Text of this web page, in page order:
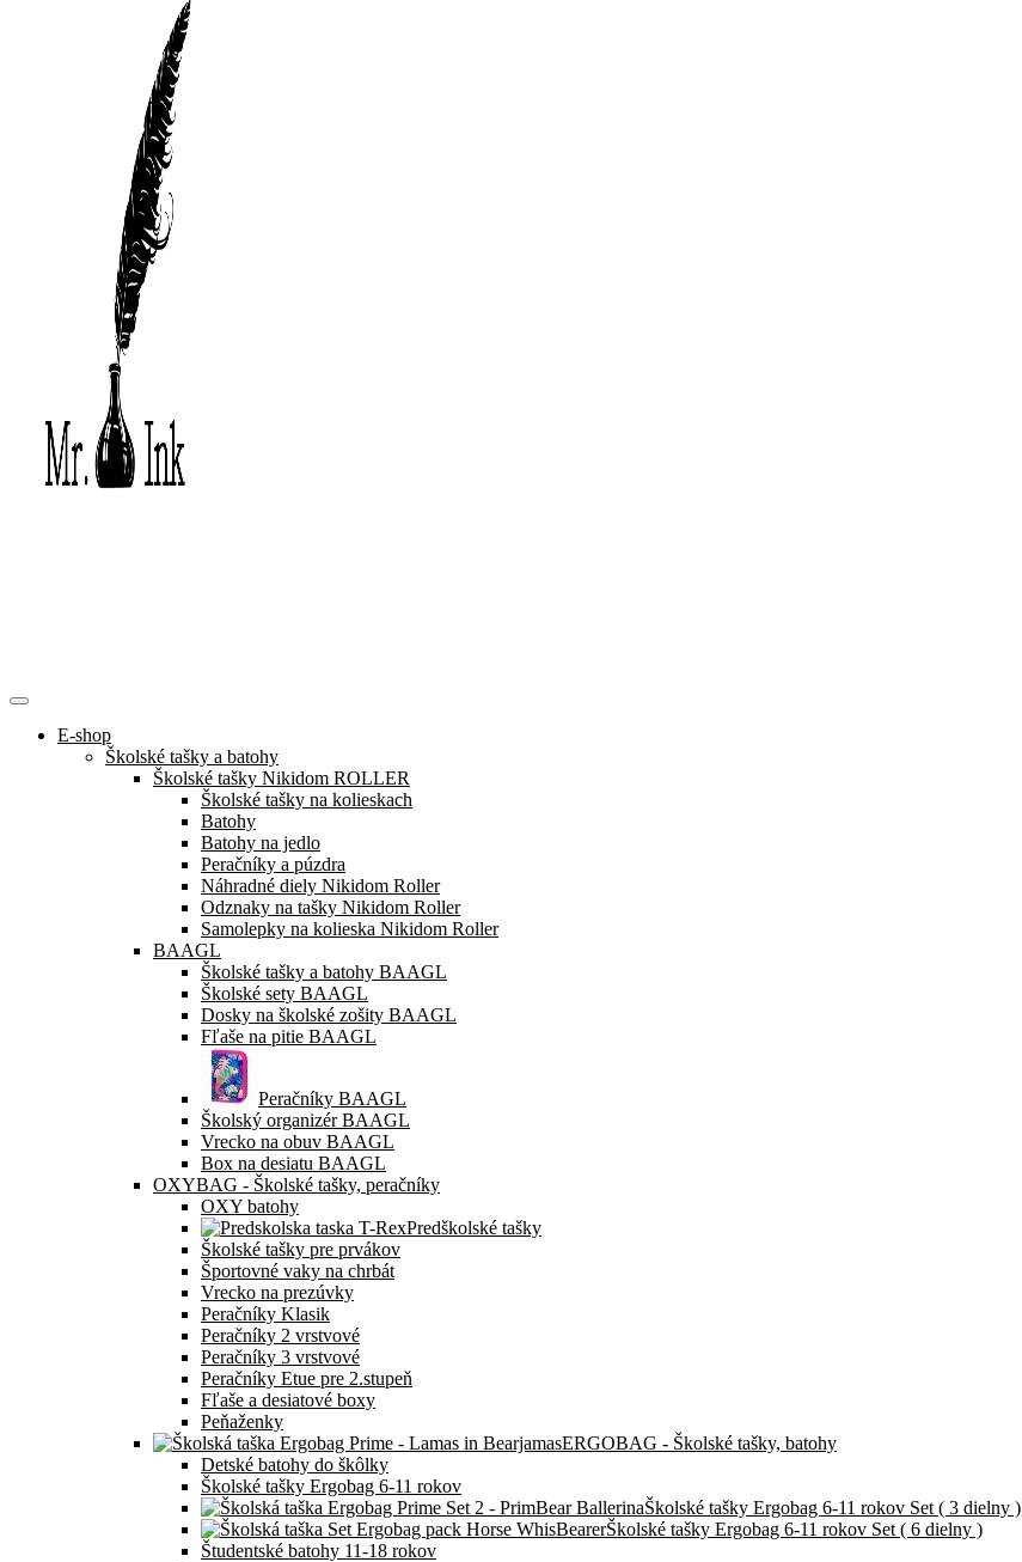
E-shop
Školské tašky a batohy
Školské tašky Nikidom ROLLER
Školské tašky na kolieskach
Batohy
Batohy na jedlo
Peračníky a púzdra
Náhradné diely Nikidom Roller
Odznaky na tašky Nikidom Roller
Samolepky na kolieska Nikidom Roller
BAAGL
Školské tašky a batohy BAAGL
Školské sety BAAGL
Dosky na školské zošity BAAGL
Fľaše na pitie BAAGL
Peračníky BAAGL
Školský organizér BAAGL
Vrecko na obuv BAAGL
Box na desiatu BAAGL
OXYBAG - Školské tašky, peračníky
OXY batohy
Predškolské tašky
Školské tašky pre prvákov
Športovné vaky na chrbát
Vrecko na prezúvky
Peračníky Klasik
Peračníky 2 vrstvové
Peračníky 3 vrstvové
Peračníky Etue pre 2.stupeň
Fľaše a desiatové boxy
Peňaženky
ERGOBAG - Školské tašky, batohy
Detské batohy do škôlky
Školské tašky Ergobag 6-11 rokov
Školské tašky Ergobag 6-11 rokov Set ( 3 dielny )
Školské tašky Ergobag 6-11 rokov Set ( 6 dielny )
Študentské batohy 11-18 rokov